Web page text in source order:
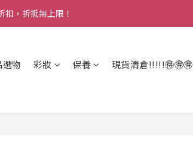
員享專屬優惠！
扣，折抵無上限！
物 彩妝 保養
現貨清倉!!!!!🉐🉐🉐